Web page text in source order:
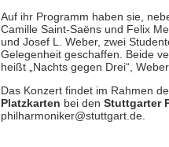
Auf ihr Programm haben sie,
Camille Saint-Saëns und Felix
und Josef L. Weber, zwei
Gelegenheit geschaffen. Beide
heißt „Nachts gegen Drei“,
Das Konzert findet im Rahmen
Platzkarten bei den Stuttgarter
philharmoniker@stuttgart.de.